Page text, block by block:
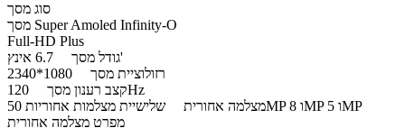
סוג מסך
מסך Super Amoled Infinity-O
Full-HD Plus
גודל מסך6.7 אינץ'
רזולוציית מסך
קצב רענון מסך120Hz
מצלמה אחורית
שלישיית מצלמות אחוריות 50MP ו 8MP ו 5MP
מפרט מצלמה אחורית